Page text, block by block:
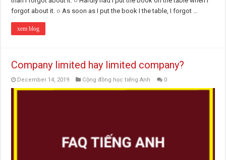
forgot about it. ○ As soon as I put the book I the table, I forgot …
xem blog
Company limited hay limited company?
December 14, 2019 Cộng đồng học tiếng Anh 0